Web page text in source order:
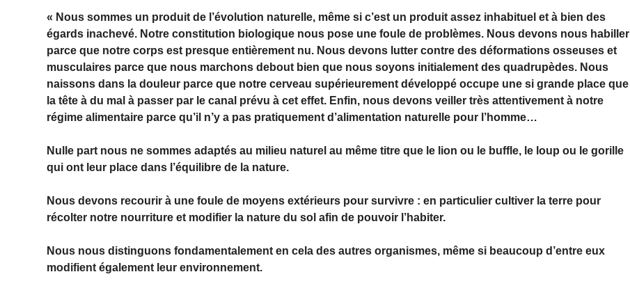
« Nous sommes un produit de l’évolution naturelle, même si c’est un produit assez inhabituel et à bien des
égards inachevé. Notre constitution biologique nous pose une foule de problèmes. Nous devons nous habiller
parce que notre corps est presque entièrement nu. Nous devons lutter contre des déformations osseuses et
musculaires parce que nous marchons debout bien que nous soyons initialement des quadrupèdes. Nous
naissons dans la douleur parce que notre cerveau supérieurement développé occupe une si grande place que
la tête à du mal à passer par le canal prévu à cet effet. Enfin, nous devons veiller très attentivement à notre
régime alimentaire parce qu’il n’y a pas pratiquement d’alimentation naturelle pour l’homme…
Nulle part nous ne sommes adaptés au milieu naturel au même titre que le lion ou le buffle, le loup ou le gorille
qui ont leur place dans l’équilibre de la nature.
Nous devons recourir à une foule de moyens extérieurs pour survivre : en particulier cultiver la terre pour
récolter notre nourriture et modifier la nature du sol afin de pouvoir l’habiter.
Nous nous distinguons fondamentalement en cela des autres organismes, même si beaucoup d’entre eux
modifient également leur environnement.